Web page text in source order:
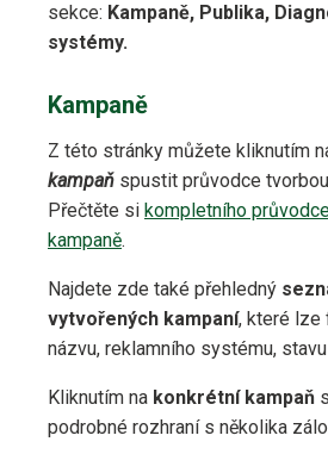
sekce: Kampaně, Publika,
systémy.
Kampaně
Z této stránky můžete kliknutím
kampaň spustit průvodce
Přečtěte si kompletního
kampaně.
Najdete zde také přehledný
vytvořených kampaní, které lze
názvu, reklamního systému,
Kliknutím na konkrétní kampaň
podrobné rozhraní s několika